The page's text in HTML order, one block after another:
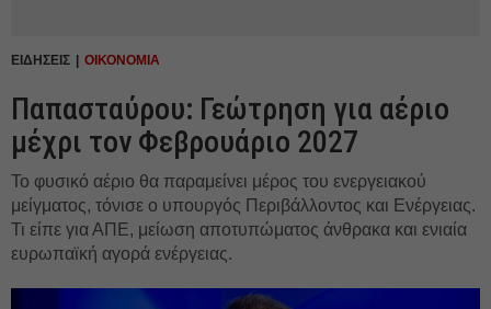
ΕΙΔΗΣΕΙΣ ΟΙΚΟΝΟΜΙΑ
Παπασταύρου: Γεώτρηση για αέριο
μέχρι τον Φεβρουάριο 2027
Το φυσικό αέριο θα παραμείνει μέρος του ενεργειακού
μείγματος, τόνισε ο υπουργός Περιβάλλοντος και Ενέργειας.
Τι είπε για ΑΠΕ, μείωση αποτυπώματος άνθρακα και ενιαία
ευρωπαϊκή αγορά ενέργειας.